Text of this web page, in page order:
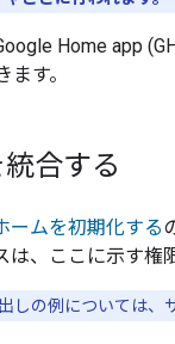
Home app
す。
統合する
ームを初期化する
は、ここに示す権
しの例については、